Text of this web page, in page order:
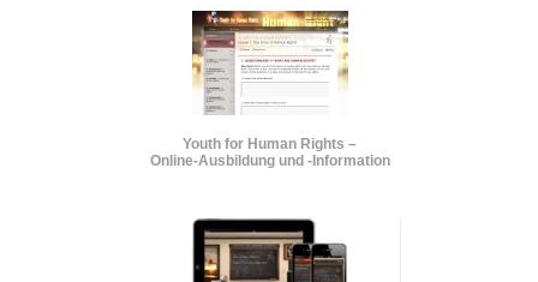
Youth for Human Rights –
Online-Ausbildung und -Information